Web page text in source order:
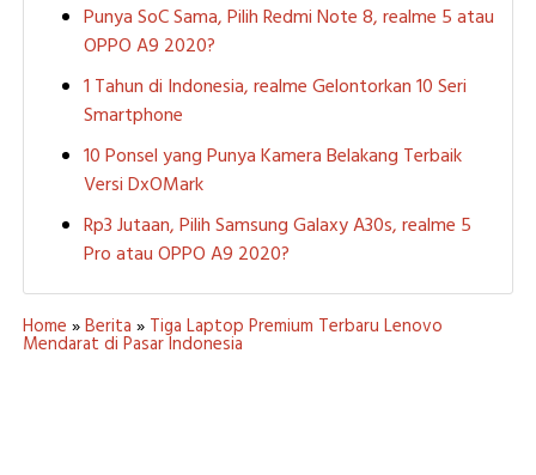
Punya SoC Sama, Pilih Redmi Note 8, realme 5 atau
OPPO A9 2020?
1 Tahun di Indonesia, realme Gelontorkan 10 Seri
Smartphone
10 Ponsel yang Punya Kamera Belakang Terbaik
Versi DxOMark
Rp3 Jutaan, Pilih Samsung Galaxy A30s, realme 5
Pro atau OPPO A9 2020?
Home »Berita » Tiga Laptop Premium Terbaru Lenovo
Mendarat di Pasar Indonesia